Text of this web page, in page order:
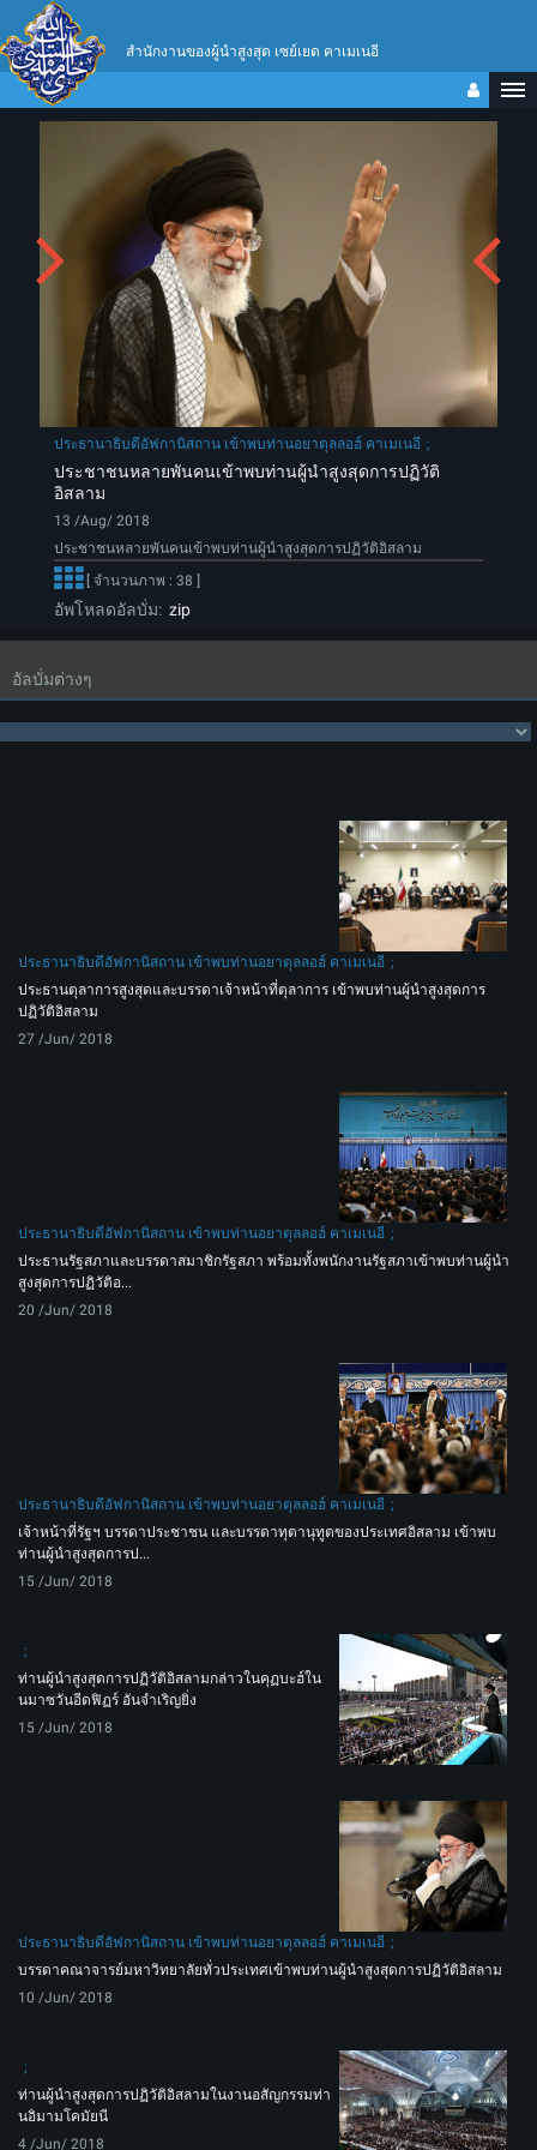
สำนักงานของผู้นำสูงสุด เซย์เยด คาเมเนอี
ประธานาธิบดีอัฟกานิสถาน เข้าพบท่านอยาตุลลอฮ์ คาเมเนอี
ประชาชนหลายพันคนเข้าพบท่านผู้นำสูงสุดการปฏิวัติ
อิสลาม
13 /Aug/ 2018
ประชาชนหลายพันคนเข้าพบท่านผู้นำสูงสุดการปฏิวัติอิสลาม
[ จำนวนภาพ : 38 ]
อัพโหลดอัลบั่ม: zip
อัลบั่มต่างๆ
ประธานาธิบดีอัฟกานิสถาน เข้าพบท่านอยาตุลลอฮ์ คาเมเนอี
ประธานตุลาการสูงสุดและบรรดาเจ้าหน้าที่ตุลาการ เข้าพบท่านผู้นำสูงสุดการ
ปฏิวัติอิสลาม
27 /Jun/ 2018
ประธานาธิบดีอัฟกานิสถาน เข้าพบท่านอยาตุลลอฮ์ คาเมเนอี
ประธานรัฐสภาและบรรดาสมาชิกรัฐสภา พร้อมทั้งพนักงานรัฐสภาเข้าพบท่านผู้นำ
สูงสุดการปฏิวัติอ...
20 /Jun/ 2018
ประธานาธิบดีอัฟกานิสถาน เข้าพบท่านอยาตุลลอฮ์ คาเมเนอี
เจ้าหน้าที่รัฐฯ บรรดาประชาชน และบรรดาทุตานุทูตของประเทศอิสลาม เข้าพบ
ท่านผู้นำสูงสุดการป...
15 /Jun/ 2018
ท่านผู้นำสูงสุดการปฏิวัติอิสลามกล่าวในคุฏบะฮ์ใน
นมาซวันอีดฟิฏร์ อันจำเริญยิ่ง
15 /Jun/ 2018
ประธานาธิบดีอัฟกานิสถาน เข้าพบท่านอยาตุลลอฮ์ คาเมเนอี
บรรดาคณาจารย์มหาวิทยาลัยทั่วประเทศเข้าพบท่านผู้นำสูงสุดการปฏิวัติอิสลาม
10 /Jun/ 2018
ท่านผู้นำสูงสุดการปฏิวัติอิสลามในงานอสัญกรรมท่า
นอิมามโคมัยนี
4 /Jun/ 2018